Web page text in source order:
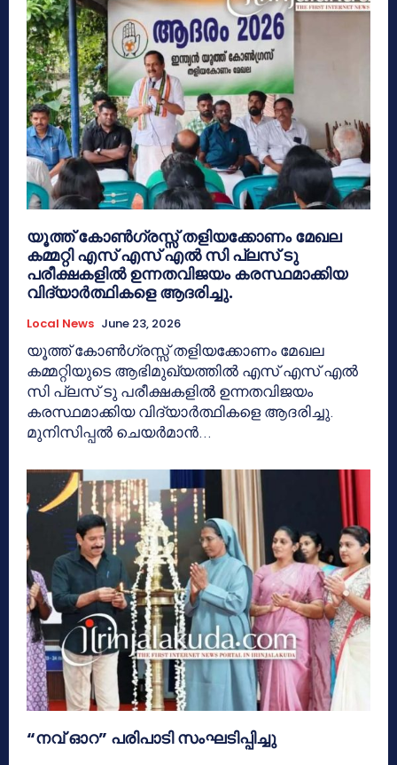
യൂത്ത് കോൺഗ്രസ്സ് തളിയക്കോണം മേഖല
കമ്മറ്റി എസ് എസ് എൽ സി പ്ലസ് ടു
പരീക്ഷകളിൽ ഉന്നതവിജയം കരസ്ഥമാക്കിയ
വിദ്യാർത്ഥികളെ ആദരിച്ചു.
Local News June 23, 2026
യൂത്ത് കോൺഗ്രസ്സ് തളിയക്കോണം മേഖല
കമ്മറ്റിയുടെ ആഭിമുഖ്യത്തിൽ എസ് എസ് എൽ
സി പ്ലസ് ടു പരീക്ഷകളിൽ ഉന്നതവിജയം
കരസ്ഥമാക്കിയ വിദ്യാർത്ഥികളെ ആദരിച്ചു.
മുനിസിപ്പൽ ചെയർമാൻ...
“നവ് ഓറ” പരിപാടി സംഘടിപ്പിച്ചു